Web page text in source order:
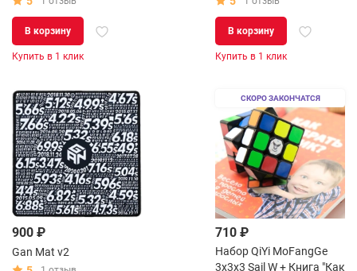
В корзину
Купить в 1 клик
В корзину
Купить в 1 клик
900 ₽
Gan Mat v2
СКОРО ЗАКОНЧАТСЯ
710 ₽
Набор QiYi MoFangGe
3x3x3 Sail W + Книга "Как